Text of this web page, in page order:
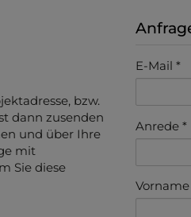
bzw.
dann zusenden
und über Ihre
mit
Sie diese
E-Mail
Anrede
Vorname